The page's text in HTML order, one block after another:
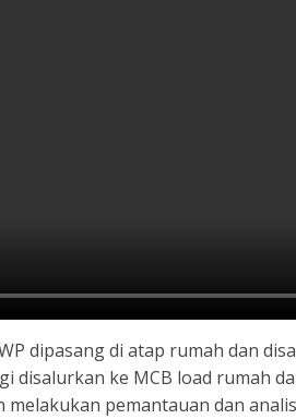
dipasang di atap rumah dan
disalurkan ke MCB load rumah
melakukan pemantauan dan